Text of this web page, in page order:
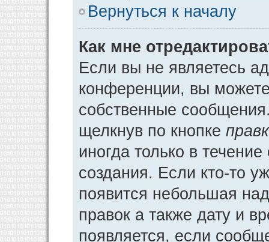
Вернуться к началу
Как мне
Если вы не являетесь
конференции, вы можете
собственные
щелкнув по кнопке
иногда только в
создания. Если кто-то
появится небольшая
правок а также дату и
появляется, если